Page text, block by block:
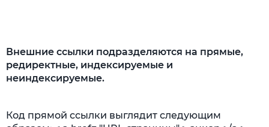
Внешние ссылки подразделяются на прямые,
редиректные, индексируемые и
неиндексируемые.
Код прямой ссылки выглядит следующим